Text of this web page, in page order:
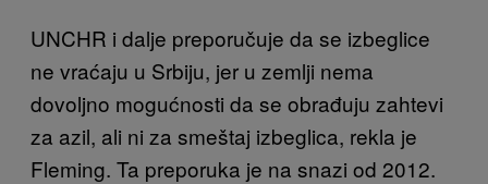
UNCHR i dalje preporučuje da se izbeglice
ne vraćaju u Srbiju, jer u zemlji nema
dovoljno mogućnosti da se obrađuju zahtevi
za azil, ali ni za smeštaj izbeglica, rekla je
Fleming. Ta preporuka je na snazi od 2012.